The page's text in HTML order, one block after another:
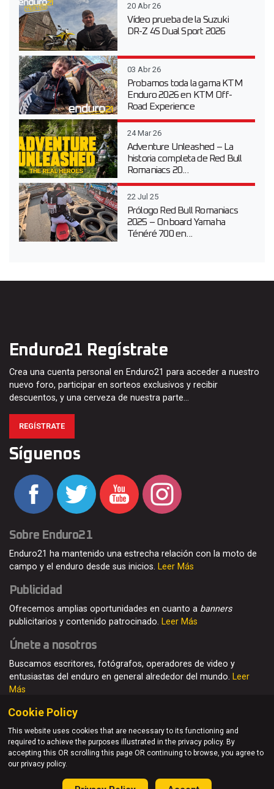
20 Abr 26
Vídeo prueba de la Suzuki
DR-Z 4S Dual Sport 2026
03 Abr 26
Probamos toda la gama KTM
Enduro 2026 en KTM Off-
Road Experience
24 Mar 26
Adventure Unleashed – La
historia completa de Red Bull
Romaniacs 20...
22 Jul 25
Prólogo Red Bull Romaniacs
2025 – Onboard Yamaha
Ténéré 700 en...
Enduro21 Regístrate
Crea una cuenta personal en Enduro21 para acceder a nuestro
nuevo foro, participar en sorteos exclusivos y recibir
descuentos, y una cerveza de nuestra parte…
REGÍSTRATE
Síguenos
Sobre Enduro21
Enduro21 ha mantenido una estrecha relación con la moto de
campo y el enduro desde sus inicios. Leer Más
Publicidad
Ofrecemos amplias oportunidades en cuanto a banners
publicitarios y contenido patrocinado. Leer Más
Únete a nosotros
Buscamos escritores, fotógrafos, operadores de video y
entusiastas del enduro en general alrededor del mundo. Leer
Más
© Enduro21 / Future7Media Limited. Todos los derechos
reservados
Quienes somos Contacto Únete Publicidad
Cookie Policy
This website uses cookies that are necessary to its functioning and
required to achieve the purposes illustrated in the privacy policy. By
accepting this OR scrolling this page OR continuing to browse, you agree to
our privacy policy.